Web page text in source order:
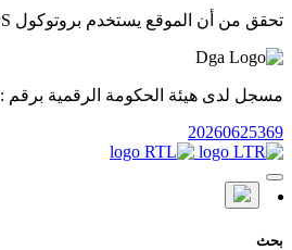
تحقق من أن الموقع يستخدم بروتوكول HTTPS
مسجل لدى هيئة الحكومة الرقمية برقم :
20260625369
بحث